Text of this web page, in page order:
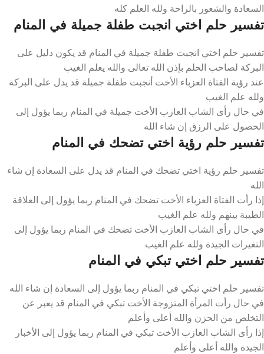
السعادة والشعور بالراحة ولله العلم كله
تفسير حلم اختي انجبت طفلة جميلة في المنام
تفسير حلم اختي انجبت طفلة جميلة في المنام قد يكون دليل على
البركة لصاحب الحلم بإذن الله تعالى والله يعلم الغيب
عند رؤية الفتاة العزباء الأخت أنجبت طفلة جميلة قد يدل على البركة
ولله علم الغيب
في حال رأى الشاب العازب الأخت جميلة في المنام ربما يؤول إلى
الحصول على الرزق إن شاء الله
تفسير حلم رؤية اختي تضحك في المنام
تفسير حلم رؤية اختي تضحك في المنام قد يدل على السعادة إن شاء
الله
إذا رأت الفتاة العزباء الأخت تضحك في المنام ربما يؤول إلى العلاقة
الطيبة بينهم ولله علم الغيب
في حال رأى الشاب العازب الأخت تضحك في المنام ربما يؤول إلى
التغيرات الجيدة ولله علم الغيب
تفسير حلم اختي تبكي في المنام
تفسير حلم اختي تبكي في المنام ربما يؤول إلى السعادة إن شاء الله
في حال رأت المرأة المتزوجة الأخت تبكي في المنام قد يعبر عن
التخلص من الحزن والله أعلى وأعلم
إذا رأى الشاب العازب الأخت تبكي في المنام ربما يؤول إلى الأخبار
الجيدة والله أعلى وأعلم